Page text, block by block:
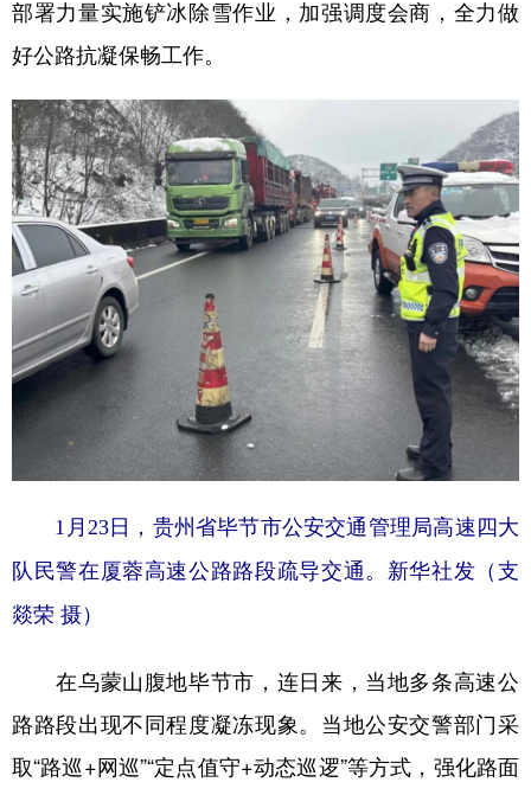
多语种频道
English Español Français عربى
Русский язык 日本語 한국어
Deutsch
部署力量实施铲冰除雪作业，加强调度会商，全力做
好公路抗凝保畅工作。
1月23日，贵州省毕节市公安交通管理局高速四大
队民警在厦蓉高速公路路段疏导交通。新华社发（支
燚荣 摄）
在乌蒙山腹地毕节市，连日来，当地多条高速公
路路段出现不同程度凝冻现象。当地公安交警部门采
取“路巡+网巡”“定点值守+动态巡逻”等方式，强化路面